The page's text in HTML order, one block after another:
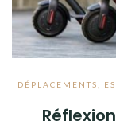
DÉPLACEMENTS